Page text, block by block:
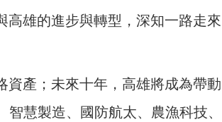
高雄的進步與轉型，深知一路走來
資產；未來十年，高雄將成為帶動
慧製造、國防航太、農漁科技、